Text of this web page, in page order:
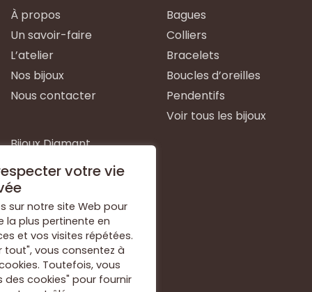
À propos
Un savoir-faire
L’atelier
Nos bijoux
Nous contacter
Bagues
Colliers
Bracelets
Boucles d’oreilles
Pendentifs
Voir tous les bijoux
Bijoux Diamant
Bijoux Emeraude
Bijoux Or Blanc
Bijoux Or Jaune
Bijoux Argent
Voir tous les types de
bijoux
votre vie
sur notre site Web pour
la plus pertinente en
et vos visites répétées.
tout", vous consentez à
Toutefois, vous
des cookies" pour fournir